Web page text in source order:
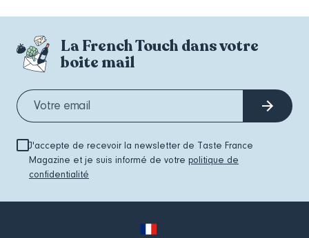
La French Touch dans votre
boite mail
J'accepte de recevoir la newsletter de Taste France
Magazine et je suis informé de votre politique de
confidentialité